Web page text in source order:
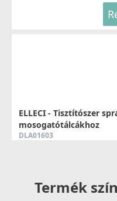
ELLECI - Tisztítószer
mosogatótálcákhoz
DLA01603
Termék